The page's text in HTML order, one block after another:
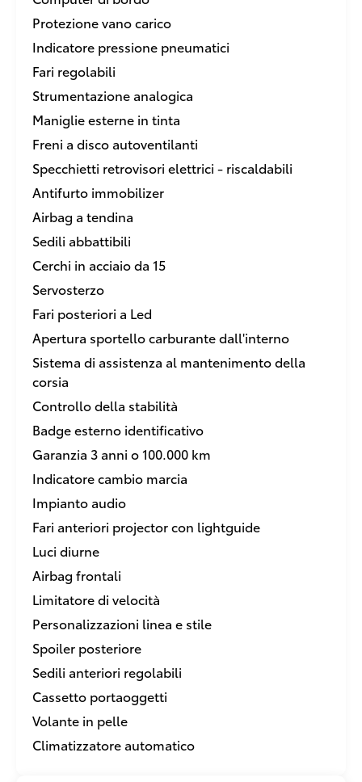
Protezione vano carico
Indicatore pressione pneumatici
Fari regolabili
Strumentazione analogica
Maniglie esterne in tinta
Freni a disco autoventilanti
Specchietti retrovisori elettrici - riscaldabili
Antifurto immobilizer
Airbag a tendina
Sedili abbattibili
Cerchi in acciaio da 15
Servosterzo
Fari posteriori a Led
Apertura sportello carburante dall'interno
Sistema di assistenza al mantenimento della
corsia
Controllo della stabilità
Badge esterno identificativo
Garanzia 3 anni o 100.000 km
Indicatore cambio marcia
Impianto audio
Fari anteriori projector con lightguide
Luci diurne
Airbag frontali
Limitatore di velocità
Personalizzazioni linea e stile
Spoiler posteriore
Sedili anteriori regolabili
Cassetto portaoggetti
Volante in pelle
Climatizzatore automatico